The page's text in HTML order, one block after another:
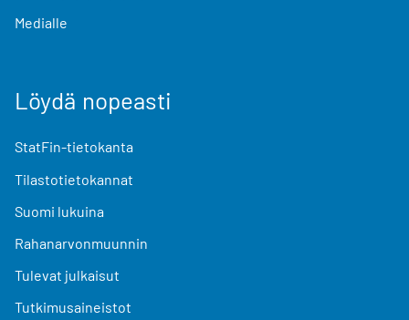
Medialle
Löydä nopeasti
StatFin-tietokanta
Tilastotietokannat
Suomi lukuina
Rahanarvonmuunnin
Tulevat julkaisut
Tutkimusaineistot